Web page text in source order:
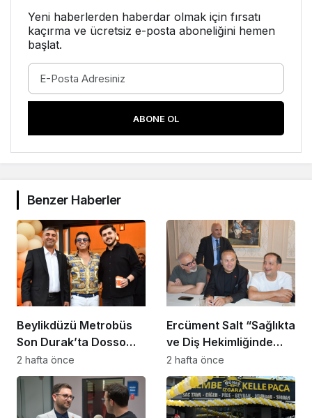
Yeni haberlerden haberdar olmak için fırsatı
kaçırma ve ücretsiz e-posta aboneliğini hemen
başlat.
ABONE OL
Benzer Haberler
Beylikdüzü Metrobüs
Son Durak’ta Dosso
Dossi Coffee coşkusu
2 hafta önce
Ercüment Salt “Sağlıkta
ve Diş Hekimliğinde
Dünya Çok Önemli
Noktaya Geldi”
2 hafta önce